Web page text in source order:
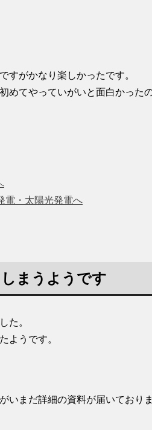
すがかなり楽しかったです。
めてやっていがいと面白かった
まうようです
た。
ようです。
いまだ詳細の資料が届いておりま